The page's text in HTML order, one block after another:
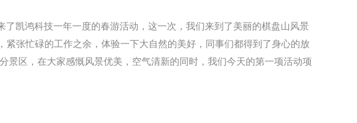
块的内容，没有从大到小的结构，用户查看的时候 会有没法下眼的痛苦。
，这在PC端就是个真理，在移动端的饥渴程度就更强烈了。没有图片，
信图文内容，不一定就是图文，语音、视频等多种富媒体可能更能让人
凯鸿科技一年一度的春游活动，这一次，我们来到了美丽的棋盘山风景
紧张忙碌的工作之余，体验一下大自然的美好，同事们都得到了身心的放
景区，在大家感慨风景优美，空气清新的同时，我们今天的第一项活动项
进行了热身活动，接着分为两队，穿好装备，战斗就正式打响了。 经过